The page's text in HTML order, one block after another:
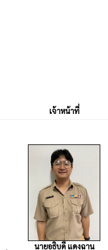
เจ้าหน้าที่
นายอธิบดี แดงฉาน